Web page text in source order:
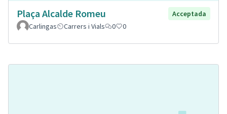
Plaça Alcalde Romeu
Acceptada
Carlingas
Carrers i Vials 0 0